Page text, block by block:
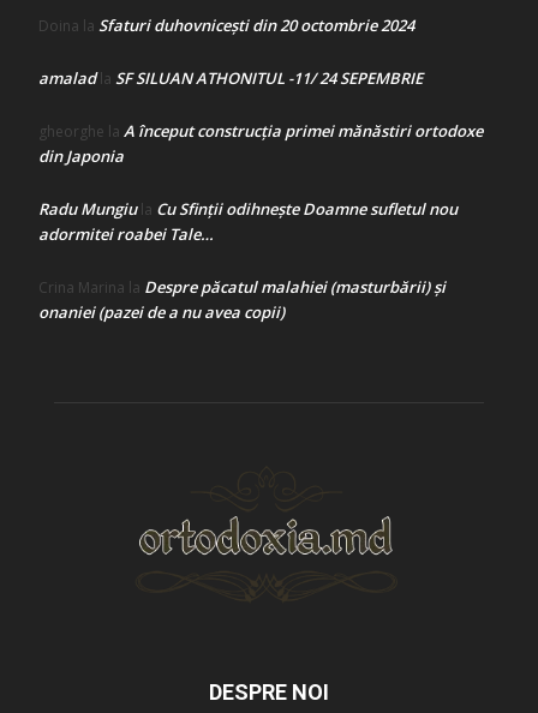
Doina la Sfaturi duhovnicești din 20 octombrie 2024
amaladla SF SILUAN ATHONITUL -11/ 24 SEPEMBRIE
gheorghe la A început construcţia primei mănăstiri ortodoxe
din Japonia
Radu Mungiula Cu Sfinții odihnește Doamne sufletul nou
adormitei roabei Tale…
Crina Marina la Despre păcatul malahiei (masturbării) şi
onaniei (pazei de a nu avea copii)
DESPRE NOI